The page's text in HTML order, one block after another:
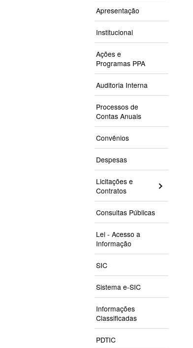
Apresentação
Institucional
Ações e
Programas PPA
Auditoria Interna
Processos de
Contas Anuais
Convênios
Despesas
Licitações e
Contratos
Consultas Públicas
Lei - Acesso a
Informação
SIC
Sistema e-SIC
Informações
Classificadas
PDTIC